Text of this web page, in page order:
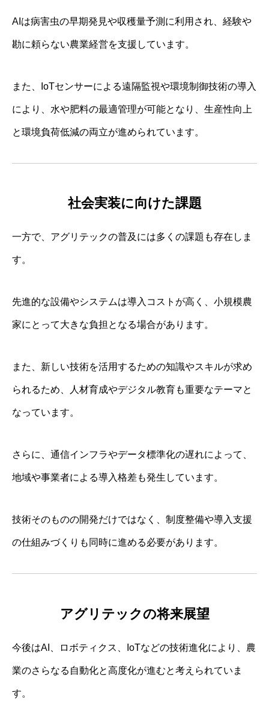
AIは病害虫の早期発見や収穫量予測に利用され、経験や
勘に頼らない農業経営を支援しています。
また、IoTセンサーによる遠隔監視や環境制御技術の導入
により、水や肥料の最適管理が可能となり、生産性向上
と環境負荷低減の両立が進められています。
社会実装に向けた課題
一方で、アグリテックの普及には多くの課題も存在しま
す。
先進的な設備やシステムは導入コストが高く、小規模農
家にとって大きな負担となる場合があります。
また、新しい技術を活用するための知識やスキルが求め
られるため、人材育成やデジタル教育も重要なテーマと
なっています。
さらに、通信インフラやデータ標準化の遅れによって、
地域や事業者による導入格差も発生しています。
技術そのものの開発だけではなく、制度整備や導入支援
の仕組みづくりも同時に進める必要があります。
アグリテックの将来展望
今後はAI、ロボティクス、IoTなどの技術進化により、農
業のさらなる自動化と高度化が進むと考えられていま
す。